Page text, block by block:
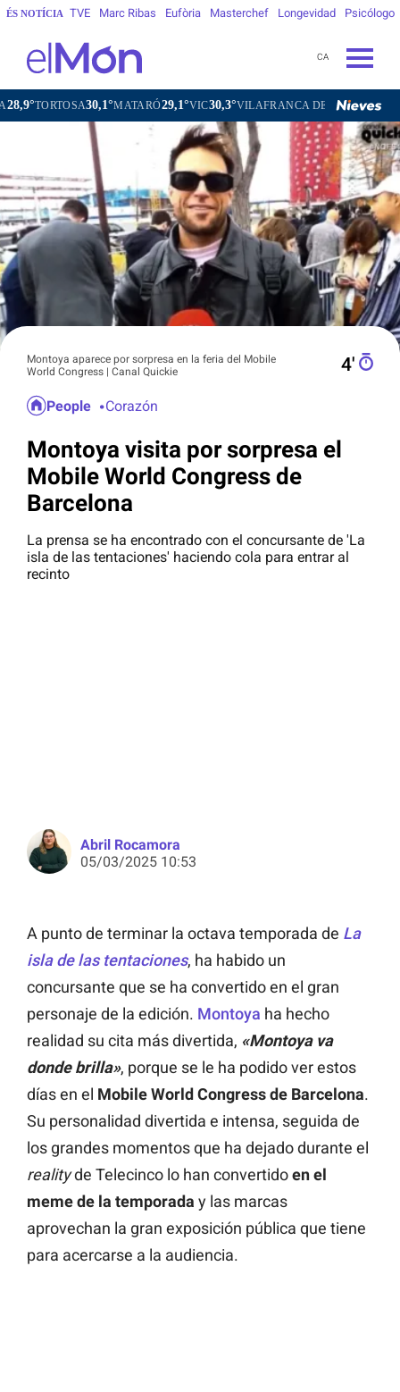
ÉS NOTÍCIA TVE Marc Ribas Eufòria Masterchef Longevidad Psicólogo
CA
30,1°MATARÓ29,1°VIC30,3°VILAFRANCA DEL PENEDÈS 28,4°
Montoya aparece por sorpresa en la feria del Mobile
World Congress | Canal Quickie
4′
People Corazón
Montoya visita por sorpresa el
Mobile World Congress de
Barcelona
La prensa se ha encontrado con el concursante de 'La
isla de las tentaciones' haciendo cola para entrar al
recinto
Abril Rocamora
05/03/2025 10:53
A punto de terminar la octava temporada de La
isla de las tentaciones, ha habido un
concursante que se ha convertido en el gran
personaje de la edición. Montoya ha hecho
realidad su cita más divertida, «Montoya va
donde brilla», porque se le ha podido ver estos
días en el Mobile World Congress de Barcelona.
Su personalidad divertida e intensa, seguida de
los grandes momentos que ha dejado durante el
realityde Telecinco lo han convertidoen el
meme de la temporada y las marcas
aprovechan la gran exposición pública que tiene
para acercarse a la audiencia.